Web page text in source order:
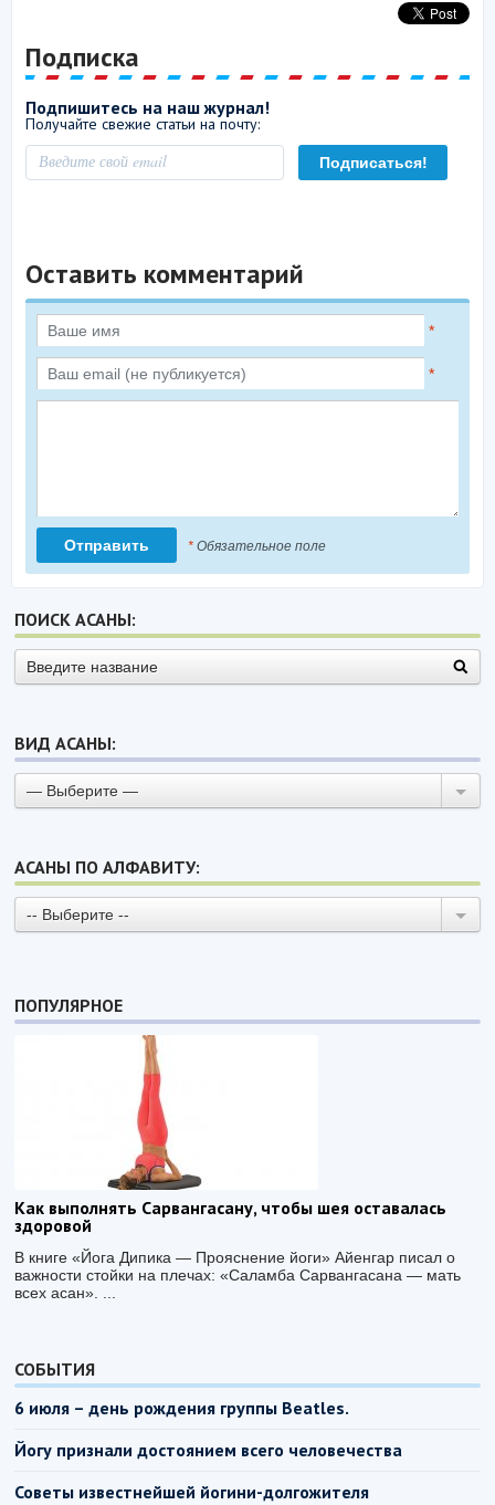
Подписка
Подпишитесь на наш журнал!
Получайте свежие статьи на почту:
Оставить комментарий
*
*
* Обязательное поле
ПОИСК АСАНЫ:
ВИД АСАНЫ:
— Выберите —
АСАНЫ ПО АЛФАВИТУ:
-- Выберите --
ПОПУЛЯРНОЕ
Как выполнять Сарвангасану, чтобы шея оставалась
здоровой
В книге «Йога Дипика — Прояснение йоги» Айенгар писал о
важности стойки на плечах: «Саламба Сарвангасана — мать
всех асан». ...
СОБЫТИЯ
6 июля – день рождения группы Beatles.
Йогу признали достоянием всего человечества
Советы известнейшей йогини-долгожителя